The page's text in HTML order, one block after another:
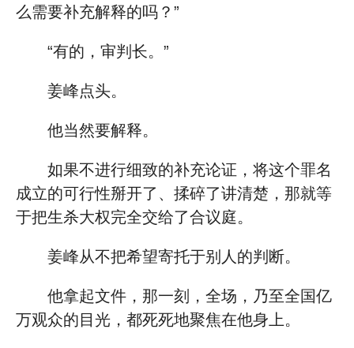
么需要补充解释的吗？”
“有的，审判长。”
姜峰点头。
他当然要解释。
如果不进行细致的补充论证，将这个罪名
成立的可行性掰开了、揉碎了讲清楚，那就等
于把生杀大权完全交给了合议庭。
姜峰从不把希望寄托于别人的判断。
他拿起文件，那一刻，全场，乃至全国亿
万观众的目光，都死死地聚焦在他身上。